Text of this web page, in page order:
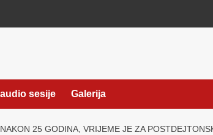
sesije Galerija
25 GODINA, VRIJEME JE ZA